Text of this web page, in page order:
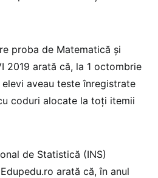
proba de Matematică și
2019 arată că, la 1 octombrie
elevi aveau teste înregistrate
coduri alocate la toți itemii
de Statistică (INS)
arată că, în anul